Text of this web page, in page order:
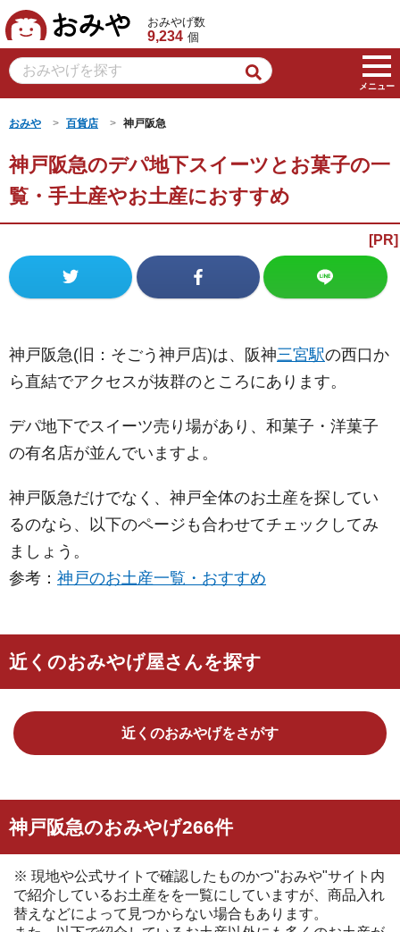
おみや
おみやげ数
9,234 個
メニュー
おみや 百貨店 神戸阪急
神戸阪急のデパ地下スイーツとお菓子の一
覧・手土産やお土産におすすめ
神戸阪急(旧：そごう神戸店)は、阪神三宮駅の西口か
ら直結でアクセスが抜群のところにあります。
デパ地下でスイーツ売り場があり、和菓子・洋菓子
の有名店が並んでいますよ。
神戸阪急だけでなく、神戸全体のお土産を探してい
るのなら、以下のページも合わせてチェックしてみ
ましょう。
参考： 神戸のお土産一覧・おすすめ
近くのおみやげ屋さんを探す
近くのおみやげをさがす
神戸阪急のおみやげ266件
※ 現地や公式サイトで確認したものかつ"おみや"サイト内
で紹介しているお土産をを一覧にしていますが、商品入れ
替えなどによって見つからない場合もあります。